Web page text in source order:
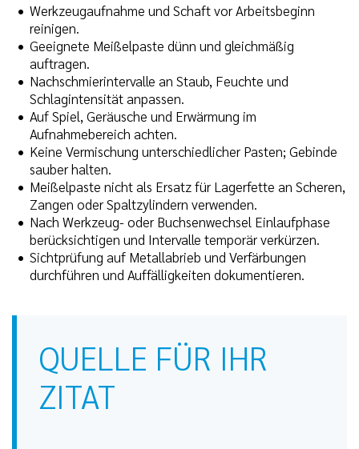
Werkzeugaufnahme und Schaft vor Arbeitsbeginn
reinigen.
Geeignete Meißelpaste dünn und gleichmäßig
auftragen.
Nachschmierintervalle an Staub, Feuchte und
Schlagintensität anpassen.
Auf Spiel, Geräusche und Erwärmung im
Aufnahmebereich achten.
Keine Vermischung unterschiedlicher Pasten; Gebinde
sauber halten.
Meißelpaste nicht als Ersatz für Lagerfette an Scheren,
Zangen oder Spaltzylindern verwenden.
Nach Werkzeug- oder Buchsenwechsel Einlaufphase
berücksichtigen und Intervalle temporär verkürzen.
Sichtprüfung auf Metallabrieb und Verfärbungen
durchführen und Auffälligkeiten dokumentieren.
QUELLE FÜR IHR
ZITAT